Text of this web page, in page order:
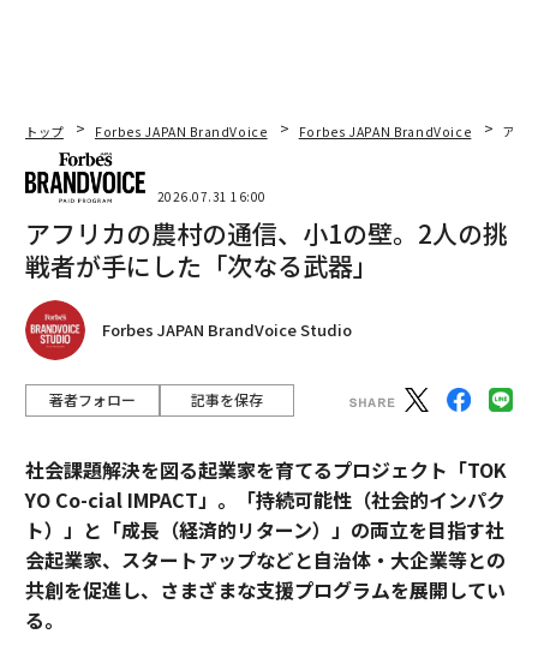
トップ Forbes JAPAN BrandVoice Forbes JAPAN BrandVoice アフ
2026.07.31 16:00
アフリカの農村の通信、小1の壁。2人の挑
戦者が手にした「次なる武器」
Forbes JAPAN BrandVoice Studio
著者フォロー 記事を保存
社会課題解決を図る起業家を育てるプロジェクト「TOK
YO Co-cial IMPACT」。
「持続可能性（社会的インパク
ト）」と「成長（経済的リターン）」の両立を目指す社
会起業家、スタートアップなどと自治体・大企業等との
共創を促進し、さまざまな支援プログラムを展開してい
る。